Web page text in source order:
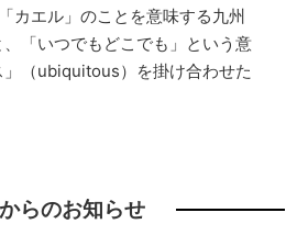
カエル」のことを意味する九州
「いつでもどこでも」という意
（ubiquitous）を掛け合わせた
らのお知らせ